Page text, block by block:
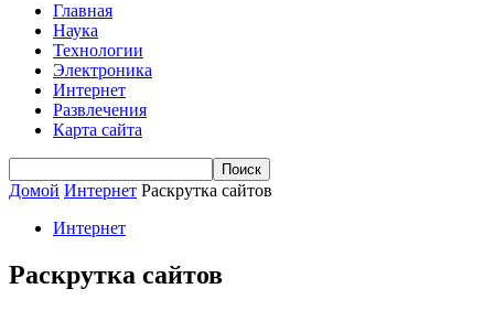
Главная
Наука
Технологии
Электроника
Интернет
Развлечения
Карта сайта
Домой Интернет Раскрутка сайтов
Интернет
Раскрутка сайтов